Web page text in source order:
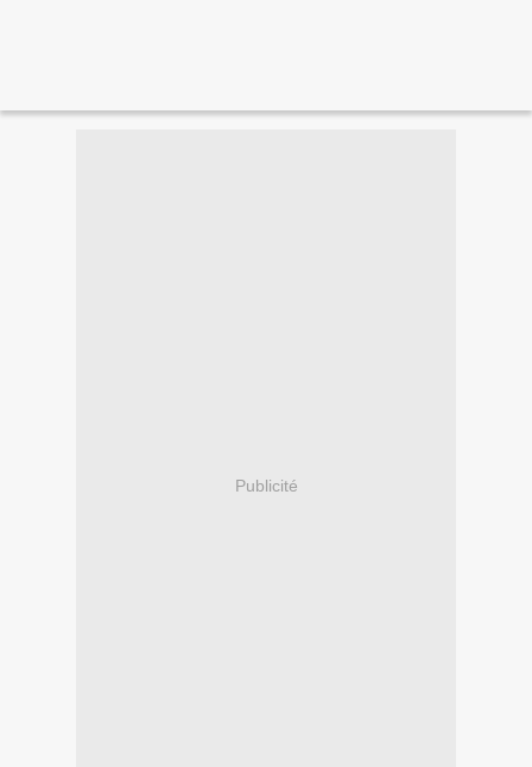
Publicité